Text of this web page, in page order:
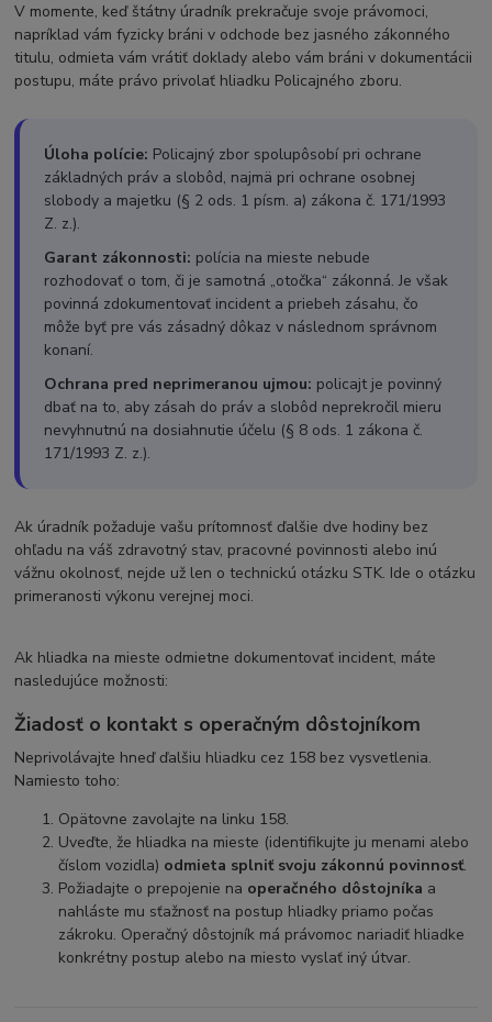
V momente, keď štátny úradník prekračuje svoje právomoci,
napríklad vám fyzicky bráni v odchode bez jasného zákonného
titulu, odmieta vám vrátiť doklady alebo vám bráni v dokumentácii
postupu, máte právo privolať hliadku Policajného zboru.
Úloha polície: Policajný zbor spolupôsobí pri ochrane
základných práv a slobôd, najmä pri ochrane osobnej
slobody a majetku (§ 2 ods. 1 písm. a) zákona č. 171/1993
Z. z.).
Garant zákonnosti: polícia na mieste nebude
rozhodovať o tom, či je samotná „otočka“ zákonná. Je však
povinná zdokumentovať incident a priebeh zásahu, čo
môže byť pre vás zásadný dôkaz v následnom správnom
konaní.
Ochrana pred neprimeranou ujmou: policajt je povinný
dbať na to, aby zásah do práv a slobôd neprekročil mieru
nevyhnutnú na dosiahnutie účelu (§ 8 ods. 1 zákona č.
171/1993 Z. z.).
Ak úradník požaduje vašu prítomnosť ďalšie dve hodiny bez
ohľadu na váš zdravotný stav, pracovné povinnosti alebo inú
vážnu okolnosť, nejde už len o technickú otázku STK. Ide o otázku
primeranosti výkonu verejnej moci.
Ak hliadka na mieste odmietne dokumentovať incident, máte
nasledujúce možnosti:
Žiadosť o kontakt s operačným dôstojníkom
Neprivolávajte hneď ďalšiu hliadku cez 158 bez vysvetlenia.
Namiesto toho:
Opätovne zavolajte na linku 158.
Uveďte, že hliadka na mieste (identifikujte ju menami alebo
číslom vozidla) odmieta splniť svoju zákonnú povinnosť.
Požiadajte o prepojenie na operačného dôstojníka a
nahláste mu sťažnosť na postup hliadky priamo počas
zákroku. Operačný dôstojník má právomoc nariadiť hliadke
konkrétny postup alebo na miesto vyslať iný útvar.